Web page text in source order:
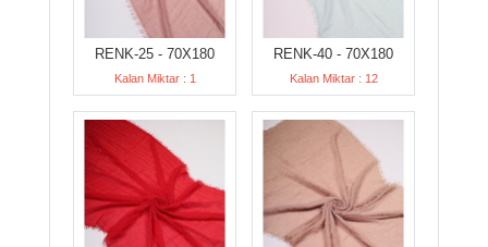
RENK-25 - 70X180
Kalan Miktar : 1
RENK-40 - 70X180
Kalan Miktar : 12